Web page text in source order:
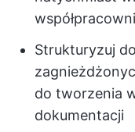
Strukturyzuj
do tworzenia
dokumentacji